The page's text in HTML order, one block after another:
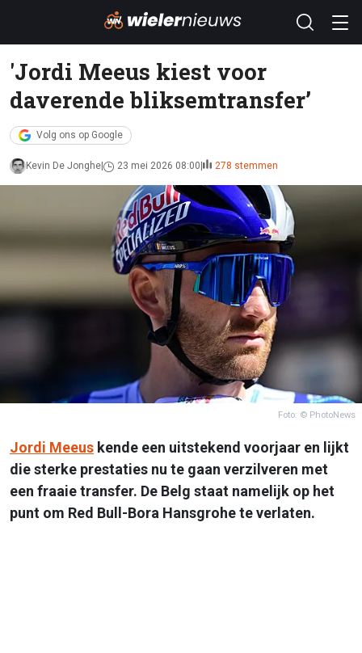
'Jordi Meeus kiest voor
daverende bliksemtransfer’
Volg ons op Google
Kevin De Jonghe 23 mei 2026 08:00 278 stemmen
Foto: © PhotoNews
Jordi Meeus kende een uitstekend voorjaar en lijkt
die sterke prestaties nu te gaan verzilveren met
een fraaie transfer. De Belg staat namelijk op het
punt om Red Bull-Bora Hansgrohe te verlaten.